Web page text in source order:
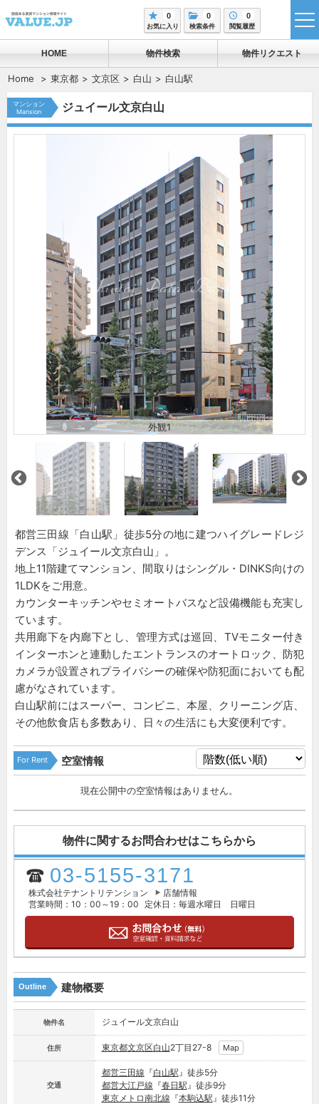
0
お気に入り
0
検索条件
0
閲覧履歴
HOME 物件検索 物件リクエスト
Home 東京都 文京区 白山 白山駅
マンション
Mansion
ジュイール文京白山
外観1
都営三田線「白山駅」徒歩5分の地に建つハイグレードレジ
デンス「ジュイール文京白山」。
地上11階建てマンション、間取りはシングル・DINKS向けの
1LDKをご用意。
カウンターキッチンやセミオートバスなど設備機能も充実し
ています。
共用廊下を内廊下とし、管理方式は巡回、TVモニター付き
インターホンと連動したエントランスのオートロック、防犯
カメラが設置されプライバシーの確保や防犯面においても配
慮がなされています。
白山駅前にはスーパー、コンビニ、本屋、クリーニング店、
その他飲食店も多数あり、日々の生活にも大変便利です。
For Rent 空室情報
現在公開中の空室情報はありません。
物件に関するお問合わせはこちらから
03-5155-3171
株式会社テナントリテンション
店舗情報
営業時間：10：00～19：00
定休日：毎週水曜日 日曜日
Outline 建物概要
物件名 ジュイール文京白山
住所 東京都文京区白山2丁目27-8 Map
交通
都営三田線 『白山駅 』徒歩5分
都営大江戸線 『春日駅 』徒歩9分
東京メトロ南北線 『本駒込駅 』徒歩11分